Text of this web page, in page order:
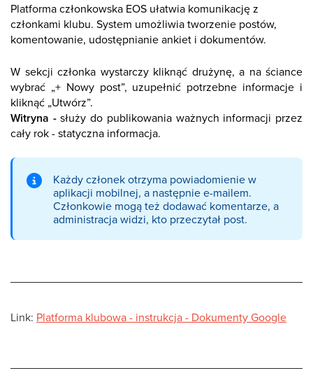
Platforma członkowska EOS ułatwia komunikację z
członkami klubu. System umożliwia tworzenie postów,
komentowanie, udostępnianie ankiet i dokumentów.
W sekcji członka wystarczy kliknąć drużynę, a na ściance
wybrać „+ Nowy post”, uzupełnić potrzebne informacje i
kliknąć „Utwórz”.
Witryna -służy do publikowania ważnych informacji przez
cały rok - statyczna informacja.
Każdy członek otrzyma powiadomienie w
aplikacji mobilnej, a następnie e-mailem.
Członkowie mogą też dodawać komentarze, a
administracja widzi, kto przeczytał post.
Link: Platforma klubowa - instrukcja - Dokumenty Google